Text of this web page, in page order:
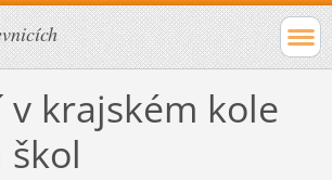
v krajském kole